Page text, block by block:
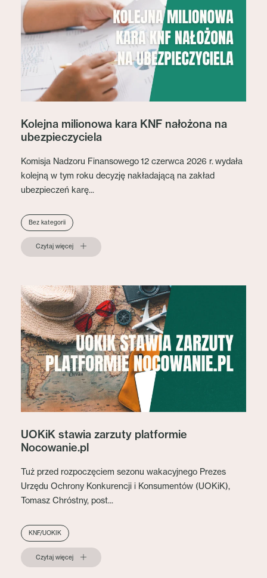
Kolejna milionowa kara KNF nałożona na
ubezpieczyciela
Komisja Nadzoru Finansowego 12 czerwca 2026 r. wydała
kolejną w tym roku decyzję nakładającą na zakład
ubezpieczeń karę...
Bez kategorii
Czytaj więcej
UOKiK stawia zarzuty platformie
Nocowanie.pl
Tuż przed rozpoczęciem sezonu wakacyjnego Prezes
Urzędu Ochrony Konkurencji i Konsumentów (UOKiK),
Tomasz Chróstny, post...
KNF/UOKIK
Czytaj więcej